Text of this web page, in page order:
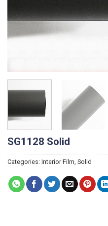
SG1128 Solid
Categories: Interior Film Solid